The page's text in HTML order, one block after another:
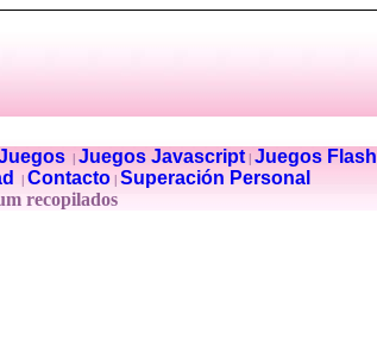
| Juegos Javascript| Juegos Flash
Contacto Superación Personal
recopilados